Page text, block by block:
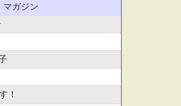
マガジン
！